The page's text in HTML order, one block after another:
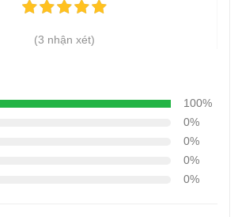
(3 nhận xét)
100%
0%
0%
0%
0%